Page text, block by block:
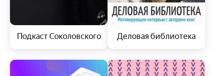
Подкаст Соколовского Деловая библиотека